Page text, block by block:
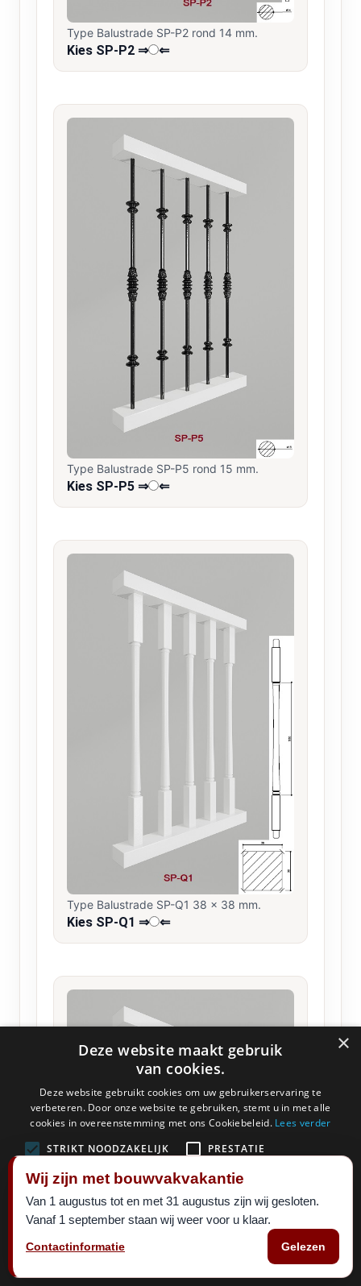
Type Balustrade SP-P2 rond 14 mm.
Kies SP-P2 ⇒ ⇐
Type Balustrade SP-P5 rond 15 mm.
Kies SP-P5 ⇒ ⇐
Type Balustrade SP-Q1 38 x 38 mm.
Kies SP-Q1 ⇒ ⇐
Wij zijn met bouwvakvakantie
Van 1 augustus tot en met 31 augustus zijn wij gesloten.
Vanaf 1 september staan wij weer voor u klaar.
Contactinformatie Gelezen
×
Deze website maakt gebruik
van cookies.
Deze website gebruikt cookies om uw gebruikerservaring te
verbeteren. Door onze website te gebruiken, stemt u in met alle
cookies in overeenstemming met ons Cookiebeleid. Lees verder
STRIKT NOODZAKELIJK
PRESTATIE
TARGETING FUNCTIONEEL
ALLES ACCEPTEREN ALLES AFWIJZEN